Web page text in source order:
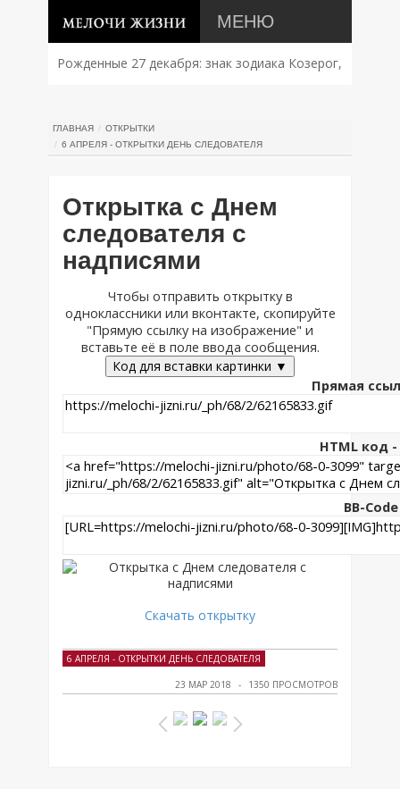
МЕНЮ
Рожденные 27 декабря: знак зодиака Козерог,
ГЛАВНАЯ
ОТКРЫТКИ
6 АПРЕЛЯ - ОТКРЫТКИ ДЕНЬ СЛЕДОВАТЕЛЯ
Открытка с Днем
следователя с
надписями
Чтобы отправить открытку в
одноклассники или вконтакте, скопируйте
"Прямую ссылку на изображение" и
вставьте её в поле ввода сообщения.
Код для вставки картинки ▼
Прямая
HTML код
BB-
Скачать открытку
6 АПРЕЛЯ - ОТКРЫТКИ ДЕНЬ СЛЕДОВАТЕЛЯ
23 МАР 2018 1350 ПРОСМОТРОВ